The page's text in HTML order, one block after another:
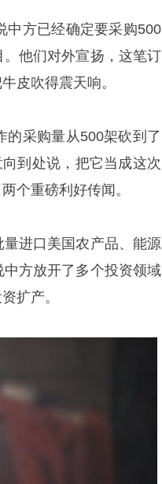
中方已经确定要采购500
他们对外宣扬，这笔订
皮吹得震天响。
的采购量从500架砍到了
到处说，把它当成这次
个重磅利好传闻。
进口美国农产品、能源
方放开了多个投资领域
扩产。